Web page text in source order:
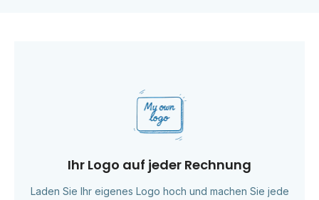
Ihr Logo auf jeder Rechnung
Laden Sie Ihr eigenes Logo hoch und machen Sie jede